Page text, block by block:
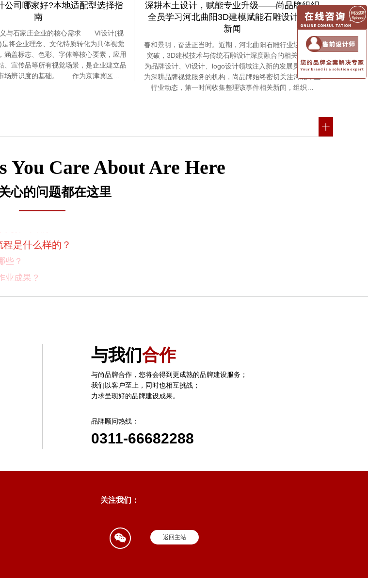
公司哪家好?本地适配型选择指
南
义与石家庄企业的核心需求 VI设计(视
将企业理念、文化特质转化为具体视觉
涵盖标志、色彩、字体等核心要素，应用
、宣传品等所有视觉场景，是企业建立品
场辨识度的基础。 作为京津冀区…
深耕本土设计，赋能专业升级——尚品牌组织
全员学习河北曲阳3D建模赋能石雕设计相关
新闻
春和景明，奋进正当时。近期，河北曲阳石雕行业迎来创新
突破，3D建模技术与传统石雕设计深度融合的相关新闻，
为品牌设计、VI设计、logo设计领域注入新的发展灵感。作
为深耕品牌视觉服务的机构，尚品牌始终密切关注河北本土
行业动态，第一时间收集整理该事件相关新闻，组织…
You Care About Are Here
心的问题都在这里
是什么样的？
是什么样的？
些？
业成果？
吗？
要给我们提供什么资料？
按时完成？
样进行沟通？
中出现问题怎么处理？
什么内容？
与我们合作
与尚品牌合作，您将会得到更成熟的品牌建设服务；
我们以客户至上，同时也相互挑战；
力求呈现好的品牌建设成果。
品牌顾问热线：
0311-66682288
关注我们：
返回主站